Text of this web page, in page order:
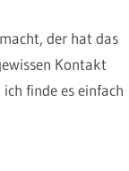
der hat das
Kontakt
finde es einfach